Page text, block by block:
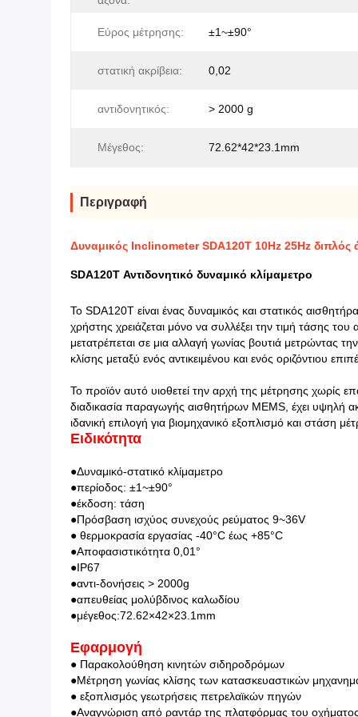
Εύρος μέτρησης: ±1~±90°
στατική ακρίβεια: 0,02
αντιδονητικός: > 2000 g
Μέγεθος: 72.62*42*23.1mm
Περιγραφή
Δυναμικός Inclinometer SDA120T 10Hz 25Hz διπλός
SDA120T Αντιδονητικό δυναμικό κλίμαμετρο
Το SDA120T είναι ένας δυναμικός και στατικός
χρήστης χρειάζεται μόνο να συλλέξει την τιμή τάσης
μετατρέπεται σε μια αλλαγή γωνίας βουτιά μετρώντας
κλίσης μεταξύ ενός αντικειμένου και ενός οριζόντιου
Το προϊόν αυτό υιοθετεί την αρχή της μέτρησης χωρίς
διαδικασία παραγωγής αισθητήρων MEMS, έχει υψηλή
ιδανική επιλογή για βιομηχανικό εξοπλισμό και στάση
Ειδικότητα
●Δυναμικό-στατικό κλίμαμετρο
●περίοδος: ±1~±90°
●έκδοση: τάση
●Πρόσβαση ισχύος συνεχούς ρεύματος 9~36V
● θερμοκρασία εργασίας -40°C έως +85°C
●Αποφασιστικότητα 0,01°
●IP67
●αντι-δονήσεις > 2000g
●απευθείας μολύβδινος καλωδίου
●μέγεθος:72.62×42×23.1mm
Εφαρμογή
● Παρακολούθηση κινητών σιδηροδρόμων
●Μέτρηση γωνίας κλίσης των κατασκευαστικών
● εξοπλισμός γεωτρήσεις πετρελαϊκών πηγών
●Αναγνώριση από ραντάρ της πλατφόρμας του